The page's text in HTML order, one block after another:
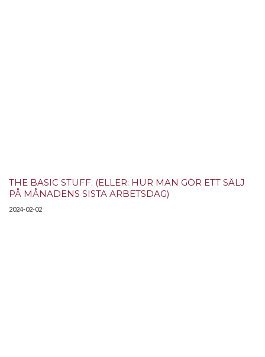
THE BASIC STUFF. (ELLER: HUR MAN GÖR ETT SÄLJ
PÅ MÅNADENS SISTA ARBETSDAG)
2024-02-02